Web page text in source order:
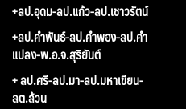
+ลป.อุดม-ลป.แก้ว-ลป.เชาวรัตน์
+ลป.คำพันธ์-ลป.คำพอง-ลป.คำ
แปลง-พ.อ.จ.สุริยันต์
+ ลป.ศรี-ลป.มา-ลป.มหาเขียน-
ลต.ล้วน